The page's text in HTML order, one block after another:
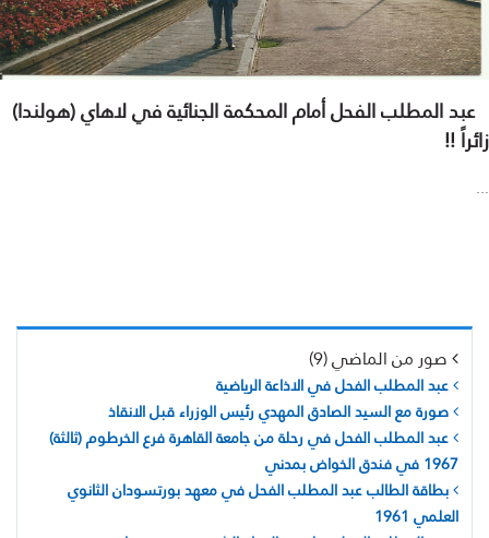
عبد المطلب الفحل أمام المحكمة الجنائية في لاهاي (هولندا)
زائراً !!
...
صور من الماضي (9)
عبد المطلب الفحل في الاذاعة الرياضية
صورة مع السيد الصادق المهدي رئيس الوزراء قبل الانقاذ
عبد المطلب الفحل في رحلة من جامعة القاهرة فرع الخرطوم (ثالثة)
1967 في فندق الخواض بمدني
بطاقة الطالب عبد المطلب الفحل في معهد بورتسودان الثانوي
العلمي 1961